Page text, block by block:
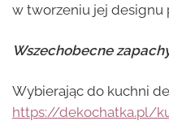
w tworzeniu jej designu
Wszechobecne
Wybierając do kuchni
https://dekochatka.pl/